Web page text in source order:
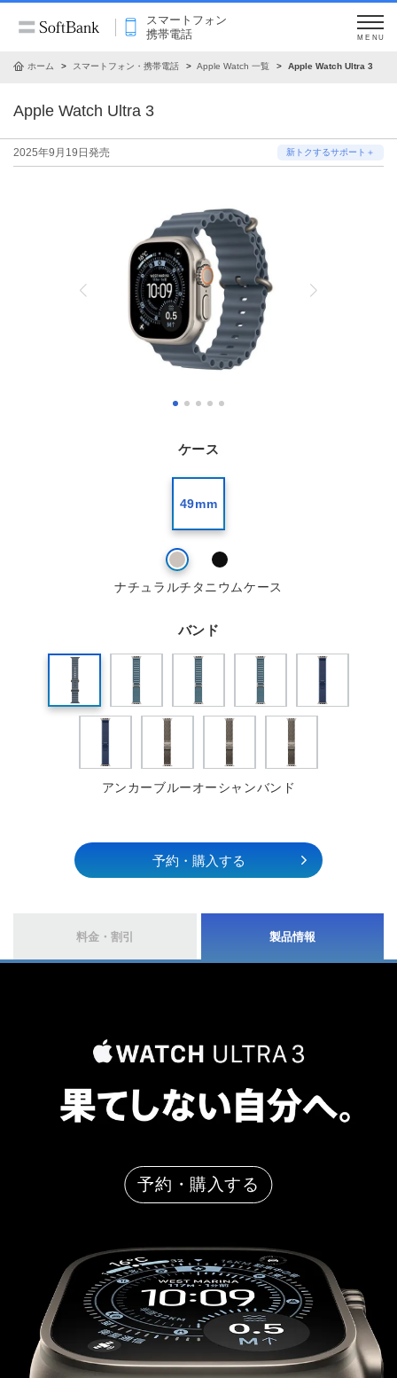
スマートフォン
携帯電話
MENU
ホーム スマートフォン・携帯電話 Apple Watch 一覧 Apple Watch Ultra 3
Apple Watch Ultra 3
2025年9月19日発売
ケース
49mm
ナチュラルチタニウムケース
バンド
アンカーブルーオーシャンバンド
予約・購入する
料金・割引 製品情報
予約・購入する